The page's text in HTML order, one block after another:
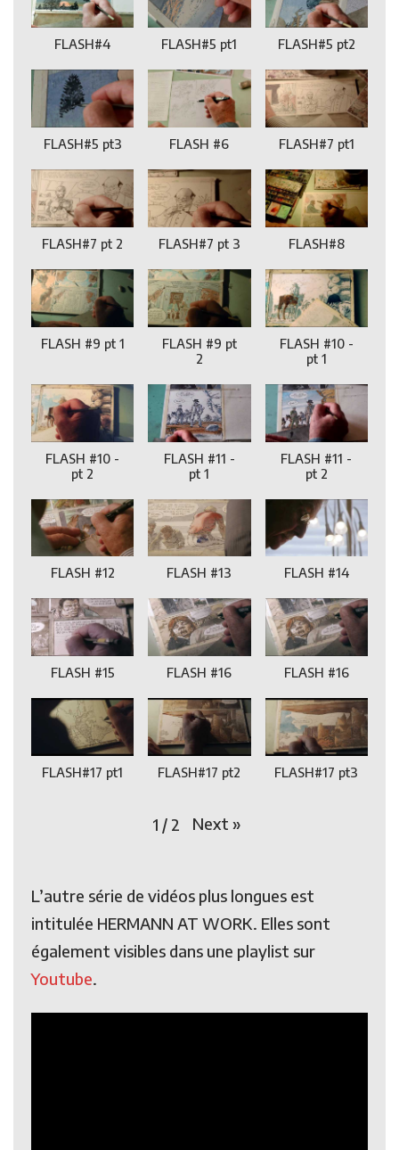
FLASH#4 FLASH#5 pt1 FLASH#5 pt2
FLASH#5 pt3 FLASH #6 FLASH#7 pt1
FLASH#7 pt 2 FLASH#7 pt 3 FLASH#8
FLASH #9 pt 1
FLASH #9 pt
2
FLASH #10 -
pt 1
FLASH #10 -
pt 2
FLASH #11 -
pt 1
FLASH #11 -
pt 2
FLASH #12 FLASH #13 FLASH #14
FLASH #15 FLASH #16 FLASH #16
FLASH#17 pt1 FLASH#17 pt2 FLASH#17 pt3
1 / 2 Next »
L’autre série de vidéos plus longues est
intitulée HERMANN AT WORK. Elles sont
également visibles dans une playlist sur
Youtube.